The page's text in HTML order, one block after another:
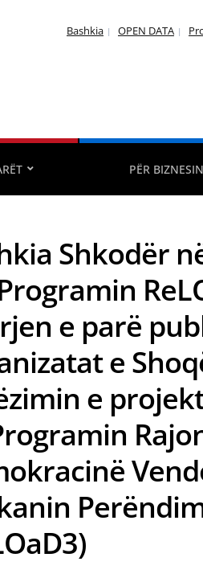
Bashkia OPEN DATA
PËR BIZNESIN
Shkodër
e parë
e
e